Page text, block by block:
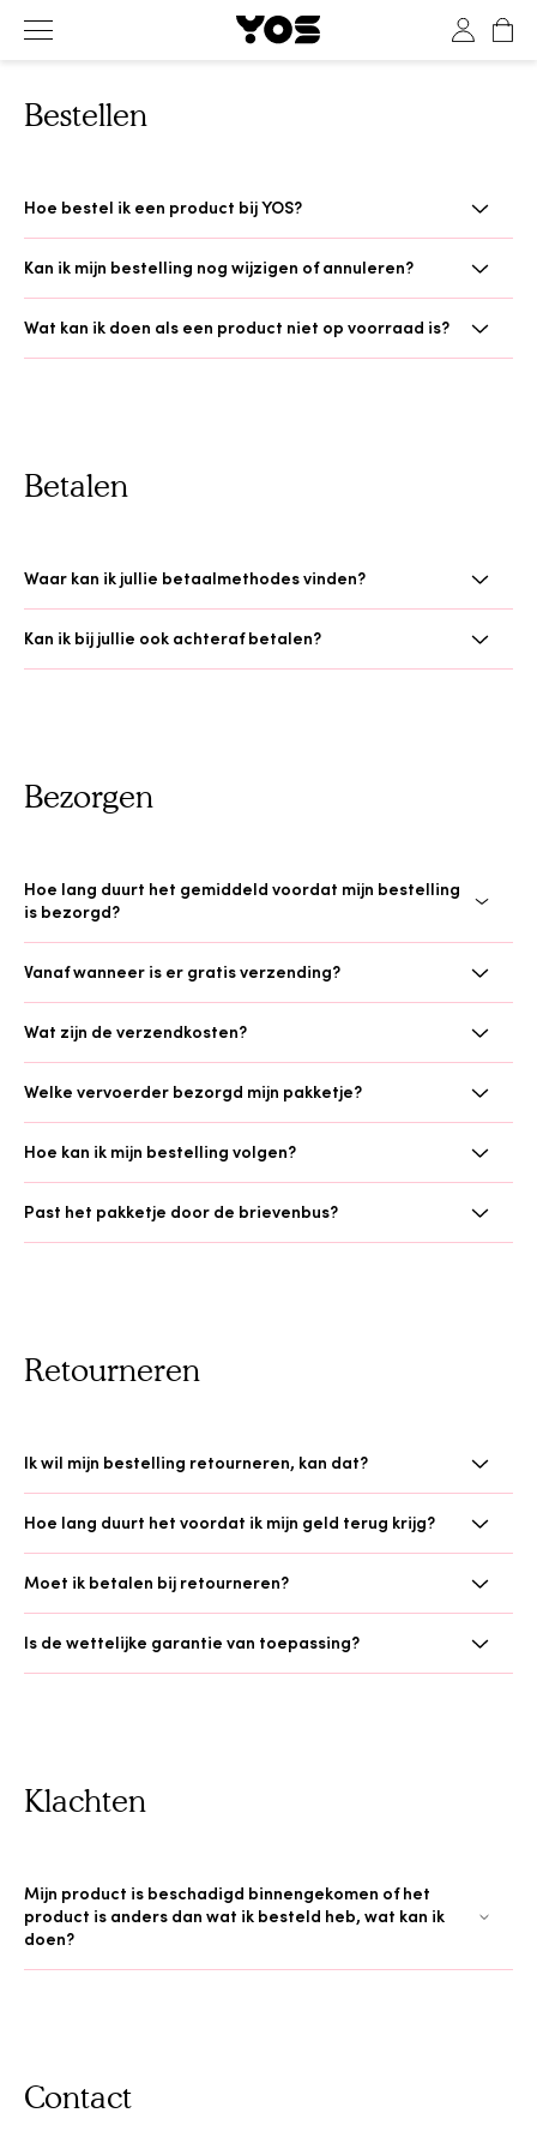
Toggle navigation YOS Health
Bestellen
Hoe bestel ik een product bij YOS?
Kan ik mijn bestelling nog wijzigen of annuleren?
Wat kan ik doen als een product niet op voorraad is?
Betalen
Waar kan ik jullie betaalmethodes vinden?
Kan ik bij jullie ook achteraf betalen?
Bezorgen
Hoe lang duurt het gemiddeld voordat mijn bestelling
is bezorgd?
Vanaf wanneer is er gratis verzending?
Wat zijn de verzendkosten?
Welke vervoerder bezorgd mijn pakketje?
Hoe kan ik mijn bestelling volgen?
Past het pakketje door de brievenbus?
Retourneren
Ik wil mijn bestelling retourneren, kan dat?
Hoe lang duurt het voordat ik mijn geld terug krijg?
Moet ik betalen bij retourneren?
Is de wettelijke garantie van toepassing?
Klachten
Mijn product is beschadigd binnengekomen of het
product is anders dan wat ik besteld heb, wat kan ik
doen?
Contact